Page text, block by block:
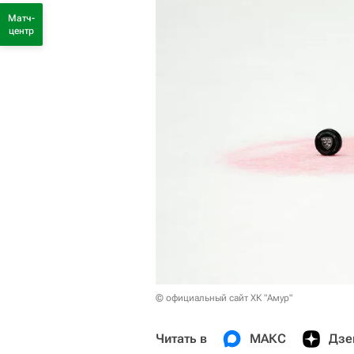
© официальный сайт ХК "Амур"
Читать в МАКС
Матч-
центр